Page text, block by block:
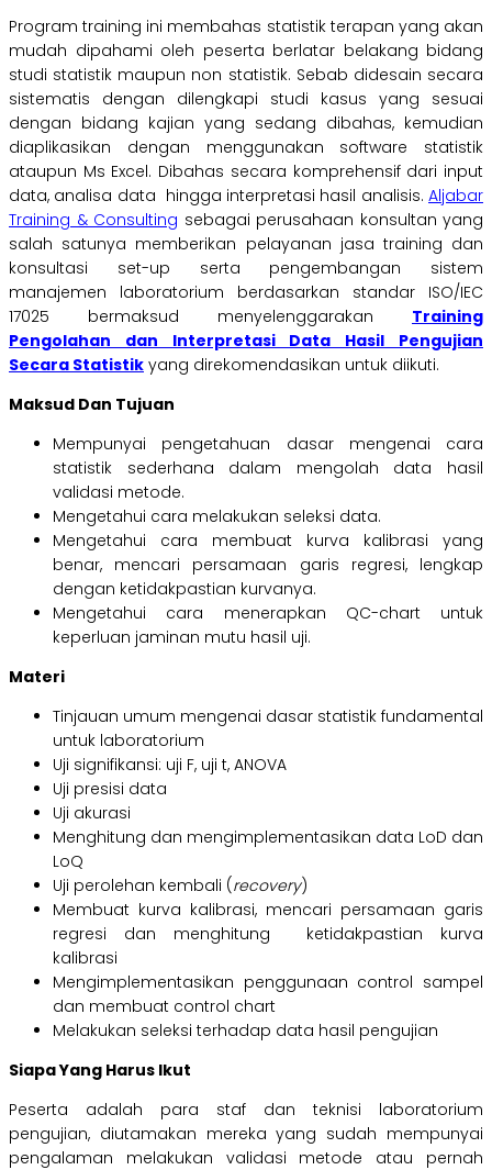
Program training ini membahas statistik terapan yang akan
mudah dipahami oleh peserta berlatar belakang bidang
studi statistik maupun non statistik. Sebab didesain secara
sistematis dengan dilengkapi studi kasus yang sesuai
dengan bidang kajian yang sedang dibahas, kemudian
diaplikasikan dengan menggunakan software statistik
ataupun Ms Excel. Dibahas secara komprehensif dari input
data, analisa data hingga interpretasi hasil analisis. Aljabar
Training & Consulting sebagai perusahaan konsultan yang
salah satunya memberikan pelayanan jasa training dan
konsultasi set-up serta pengembangan sistem
manajemen laboratorium berdasarkan standar ISO/IEC
17025 bermaksud menyelenggarakan Training
Pengolahan dan Interpretasi Data Hasil Pengujian
Secara Statistik yang direkomendasikan untuk diikuti.
Maksud Dan Tujuan
Mempunyai pengetahuan dasar mengenai cara
statistik sederhana dalam mengolah data hasil
validasi metode.
Mengetahui cara melakukan seleksi data.
Mengetahui cara membuat kurva kalibrasi yang
benar, mencari persamaan garis regresi, lengkap
dengan ketidakpastian kurvanya.
Mengetahui cara menerapkan QC-chart untuk
keperluan jaminan mutu hasil uji.
Materi
Tinjauan umum mengenai dasar statistik fundamental
untuk laboratorium
Uji signifikansi: uji F, uji t, ANOVA
Uji presisi data
Uji akurasi
Menghitung dan mengimplementasikan data LoD dan
LoQ
Uji perolehan kembali (recovery)
Membuat kurva kalibrasi, mencari persamaan garis
regresi dan menghitung ketidakpastian kurva
kalibrasi
Mengimplementasikan penggunaan control sampel
dan membuat control chart
Melakukan seleksi terhadap data hasil pengujian
Siapa Yang Harus Ikut
Peserta adalah para staf dan teknisi laboratorium
pengujian, diutamakan mereka yang sudah mempunyai
pengalaman melakukan validasi metode atau pernah